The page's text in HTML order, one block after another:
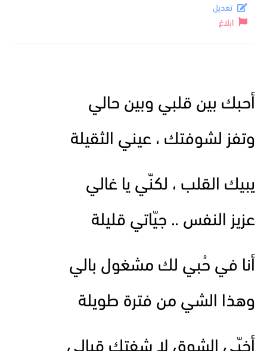
أحبك بين قلبي وبين حالي
وتفز لشوفتك ، عيني الثقيلة
يبيك القلب ، لكنّي يا غالي
عزيز النفس .. جيّاتي قليلة
أنا في حُبي لك مشغول بالي
وهذا الشي من فترة طويلة
أخبّي الشوق لا شفتك قبالي
تعديل
ابلاغ